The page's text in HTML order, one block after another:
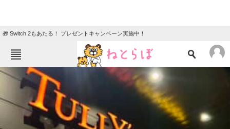
🎁 Switch 2もあたる！ プレゼントキャンペーン実施中！
ねとらぼメニュー
ニュース
エンタメ
グルメ 地域